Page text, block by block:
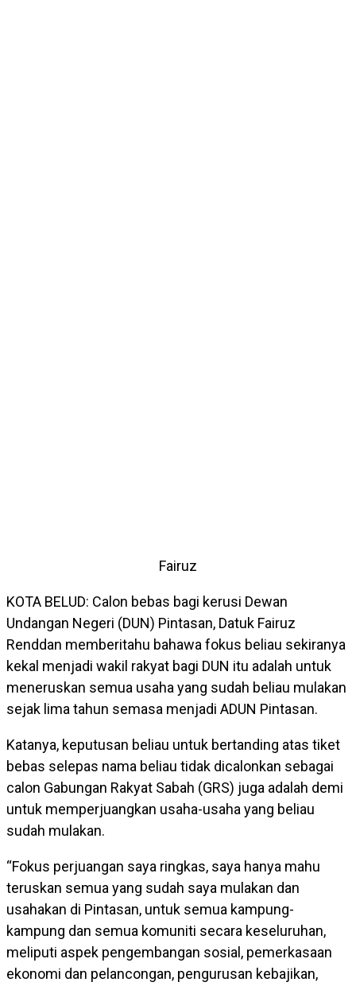
Fairuz
KOTA BELUD: Calon bebas bagi kerusi Dewan
Undangan Negeri (DUN) Pintasan, Datuk Fairuz
Renddan memberitahu bahawa fokus beliau sekiranya
kekal menjadi wakil rakyat bagi DUN itu adalah untuk
meneruskan semua usaha yang sudah beliau mulakan
sejak lima tahun semasa menjadi ADUN Pintasan.
Katanya, keputusan beliau untuk bertanding atas tiket
bebas selepas nama beliau tidak dicalonkan sebagai
calon Gabungan Rakyat Sabah (GRS) juga adalah demi
untuk memperjuangkan usaha-usaha yang beliau
sudah mulakan.
“Fokus perjuangan saya ringkas, saya hanya mahu
teruskan semua yang sudah saya mulakan dan
usahakan di Pintasan, untuk semua kampung-
kampung dan semua komuniti secara keseluruhan,
meliputi aspek pengembangan sosial, pemerkasaan
ekonomi dan pelancongan, pengurusan kebajikan,